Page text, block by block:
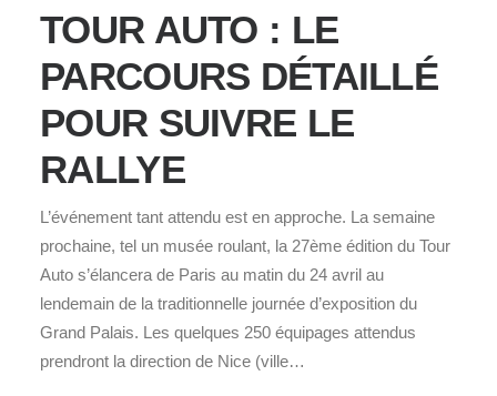
TOUR AUTO : LE
PARCOURS DÉTAILLÉ
POUR SUIVRE LE
RALLYE
L’événement tant attendu est en approche. La semaine
prochaine, tel un musée roulant, la 27ème édition du Tour
Auto s’élancera de Paris au matin du 24 avril au
lendemain de la traditionnelle journée d’exposition du
Grand Palais. Les quelques 250 équipages attendus
prendront la direction de Nice (ville…